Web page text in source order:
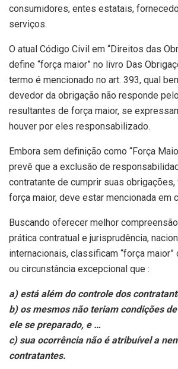
consumidores, entes estatais,
serviços.
O atual Código Civil em “Direitos das
define “força maior” no livro Das
termo é mencionado no art. 393, qual
devedor da obrigação não responde
resultantes de força maior, se
houver por eles responsabilizado.
Embora sem definição como “Força
prevê que a exclusão de
contratante de cumprir suas obrigações,
força maior, deve estar mencionada em
Buscando oferecer melhor
prática contratual e jurisprudência,
internacionais, classificam “força maior”
ou circunstância excepcional que :
a) está além do controle dos
b) os mesmos não teriam condições
ele se preparado, e …
c) sua ocorrência não é atribuível a
contratantes.